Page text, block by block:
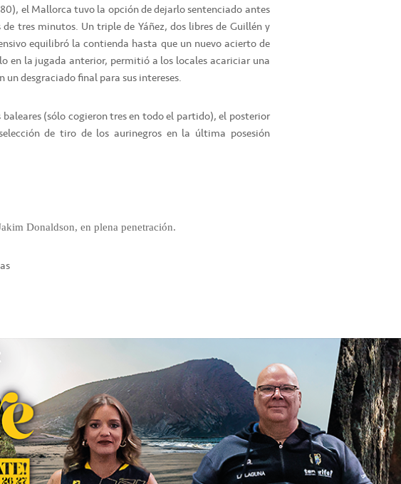
el Mallorca tuvo la opción de dejarlo sentenciado antes
tres minutos. Un triple de Yáñez, dos libres de Guillén y
equilibró la contienda hasta que un nuevo acierto de
en la jugada anterior, permitió a los locales acariciar una
desgraciado final para sus intereses.
(sólo cogieron tres en todo el partido), el posterior
de tiro de los aurinegros en la última posesión
Donaldson, en plena penetración.